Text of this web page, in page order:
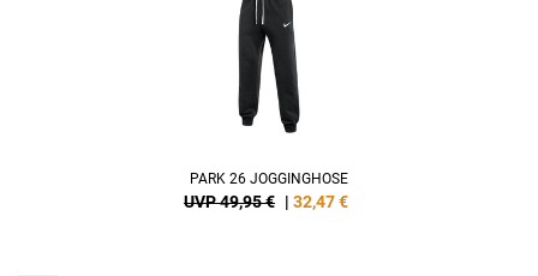
PARK 26 JOGGINGHOSE
UVP 49,95 € | 32,47€